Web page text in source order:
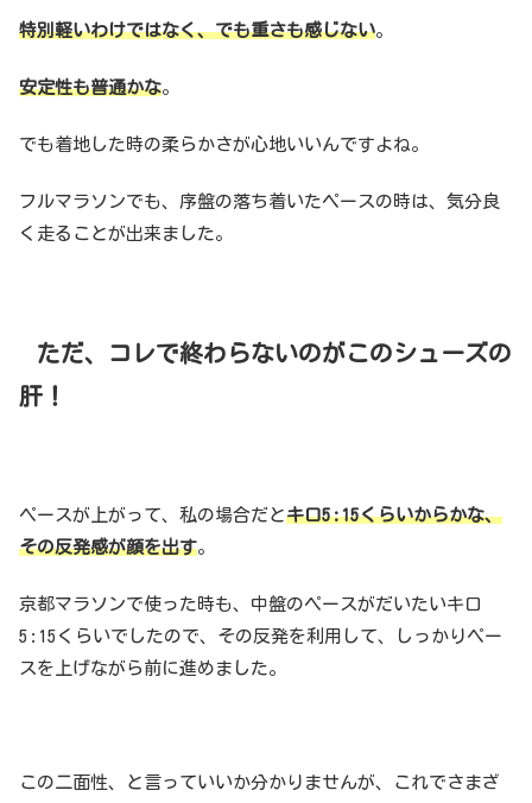
特別軽いわけではなく、でも重さも感じない。
安定性も普通かな。
でも着地した時の柔らかさが心地いいんですよね。
フルマラソンでも、序盤の落ち着いたペースの時は、気分良
く走ることが出来ました。
ただ、コレで終わらないのがこのシューズの
肝！
ペースが上がって、私の場合だとキロ5:15くらいからかな、
その反発感が顔を出す。
京都マラソンで使った時も、中盤のペースがだいたいキロ
5:15くらいでしたので、その反発を利用して、しっかりペー
スを上げながら前に進めました。
この二面性、と言っていいか分かりませんが、これでさまざ